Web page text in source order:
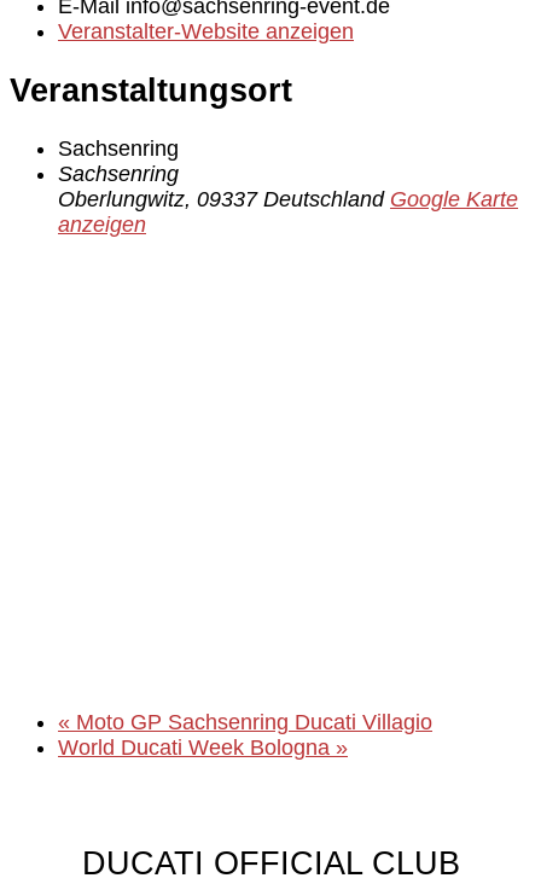
E-Mail info@sachsenring-event.de
Veranstalter-Website anzeigen
Veranstaltungsort
Sachsenring
Sachsenring
Oberlungwitz, 09337 Deutschland Google Karte
anzeigen
« Moto GP Sachsenring Ducati Villagio
World Ducati Week Bologna »
DUCATI OFFICIAL CLUB